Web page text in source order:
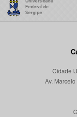
Cidade
Av.